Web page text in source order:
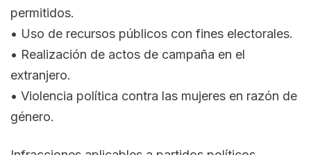
permitidos.
• Uso de recursos públicos con fines electorales.
• Realización de actos de campaña en el
extranjero.
• Violencia política contra las mujeres en razón de
género.